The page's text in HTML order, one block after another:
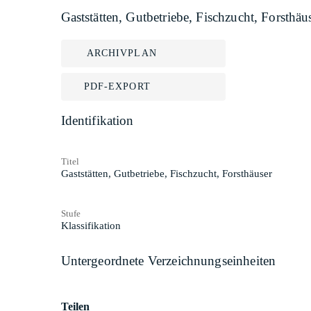
Gaststätten, Gutbetriebe, Fischzucht,
ARCHIVPLAN
PDF-EXPORT
Identifikation
Titel
Gaststätten, Gutbetriebe, Fischzucht, Forsthäuser
Stufe
Klassifikation
Untergeordnete Verzeichnungseinheiten
Teilen